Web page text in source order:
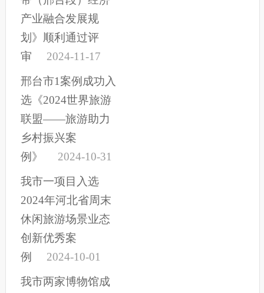
产业融合发展规
划》顺利通过评
审
2024-11-17
邢台市1案例成功入
选《2024世界旅游
联盟——旅游助力
乡村振兴案
例》
2024-10-31
我市一项目入选
2024年河北省周末
休闲旅游场景业态
创新优秀案
例
2024-10-01
我市两家博物馆成